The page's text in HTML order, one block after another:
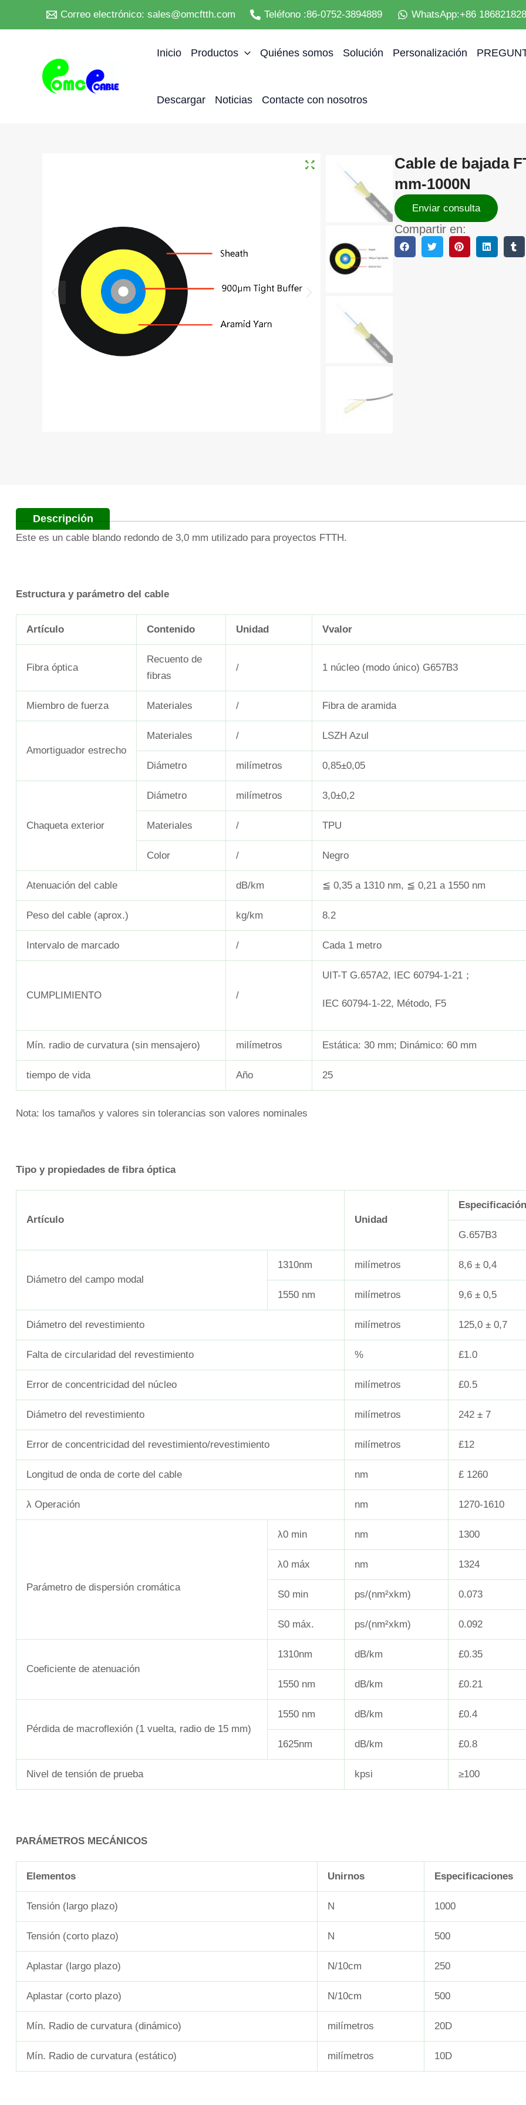
Correo electrónico: sales@omcftth.com Teléfono :86-0752-3894889 WhatsApp:+86
Inicio Productos Quiénes somos Solución Personalización
Descargar Noticias Contacte con nosotros
Cable de bajada
mm-1000N
Enviar consulta
Compartir en:
Descripción
Este es un cable blando redondo de 3,0 mm utilizado para proyectos FTTH.
Estructura y parámetro del cable
Artículo Contenido Unidad Vvalor
Fibra óptica
Recuento de
fibras
/ 1 núcleo (modo único) G657B3
Miembro de fuerza Materiales / Fibra de aramida
Amortiguador estrecho
Materiales / LSZH Azul
Diámetro milímetros 0,85±0,05
Chaqueta exterior
Diámetro milímetros 3,0±0,2
Materiales / TPU
Color / Negro
Atenuación del cable dB/km ≦ 0,35 a 1310 nm, ≦ 0,21 a 1550 nm
Peso del cable (aprox.) kg/km 8.2
Intervalo de marcado / Cada 1 metro
CUMPLIMIENTO /
UIT-T G.657A2, IEC 60794-1-21；
IEC 60794-1-22, Método, F5
Mín. radio de curvatura (sin mensajero) milímetros Estática: 30 mm; Dinámico: 60 mm
tiempo de vida Año 25
Nota: los tamaños y valores sin tolerancias son valores nominales
Tipo y propiedades de fibra óptica
Artículo Unidad
Especificación
G.657B3
Diámetro del campo modal
1310nm milímetros 8,6 ± 0,4
1550 nm milímetros 9,6 ± 0,5
Diámetro del revestimiento milímetros 125,0 ± 0,7
Falta de circularidad del revestimiento % £1.0
Error de concentricidad del núcleo milímetros £0.5
Diámetro del revestimiento milímetros 242 ± 7
Error de concentricidad del revestimiento/revestimiento milímetros £12
Longitud de onda de corte del cable nm £ 1260
λ Operación nm 1270-1610
Parámetro de dispersión cromática
λ0 min nm 1300
λ0 máx nm 1324
S0 min ps/(nm²xkm) 0.073
S0 máx. ps/(nm²xkm) 0.092
Coeficiente de atenuación
1310nm dB/km £0.35
1550 nm dB/km £0.21
Pérdida de macroflexión (1 vuelta, radio de 15 mm)
1550 nm dB/km £0.4
1625nm dB/km £0.8
Nivel de tensión de prueba kpsi ≥100
PARÁMETROS MECÁNICOS
Elementos Unirnos Especificaciones
Tensión (largo plazo) N 1000
Tensión (corto plazo) N 500
Aplastar (largo plazo) N/10cm 250
Aplastar (corto plazo) N/10cm 500
Mín. Radio de curvatura (dinámico) milímetros 20D
Mín. Radio de curvatura (estático) milímetros 10D